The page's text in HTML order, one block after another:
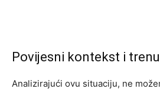
Povijesni kontekst i
Analizirajući ovu situaciju, ne